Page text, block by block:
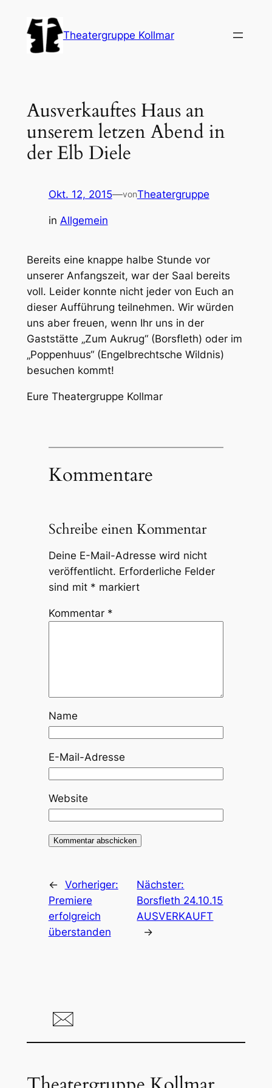
Inhalt
springen
Theatergruppe Kollmar
Ausverkauftes Haus an
unserem letzen Abend in
der Elb Diele
Okt. 12, 2015—vonTheatergruppe
in Allgemein
Bereits eine knappe halbe Stunde vor
unserer Anfangszeit, war der Saal bereits
voll. Leider konnte nicht jeder von Euch an
dieser Aufführung teilnehmen. Wir würden
uns aber freuen, wenn Ihr uns in der
Gaststätte „Zum Aukrug“ (Borsfleth) oder im
„Poppenhuus“ (Engelbrechtsche Wildnis)
besuchen kommt!
Eure Theatergruppe Kollmar
Kommentare
Schreibe einen Kommentar
Deine E-Mail-Adresse wird nicht
veröffentlicht. Erforderliche Felder
sind mit * markiert
Kommentar *
Name
E-Mail-Adresse
Website
← Vorheriger:
Premiere
erfolgreich
überstanden
Nächster:
Borsfleth 24.10.15
AUSVERKAUFT
→